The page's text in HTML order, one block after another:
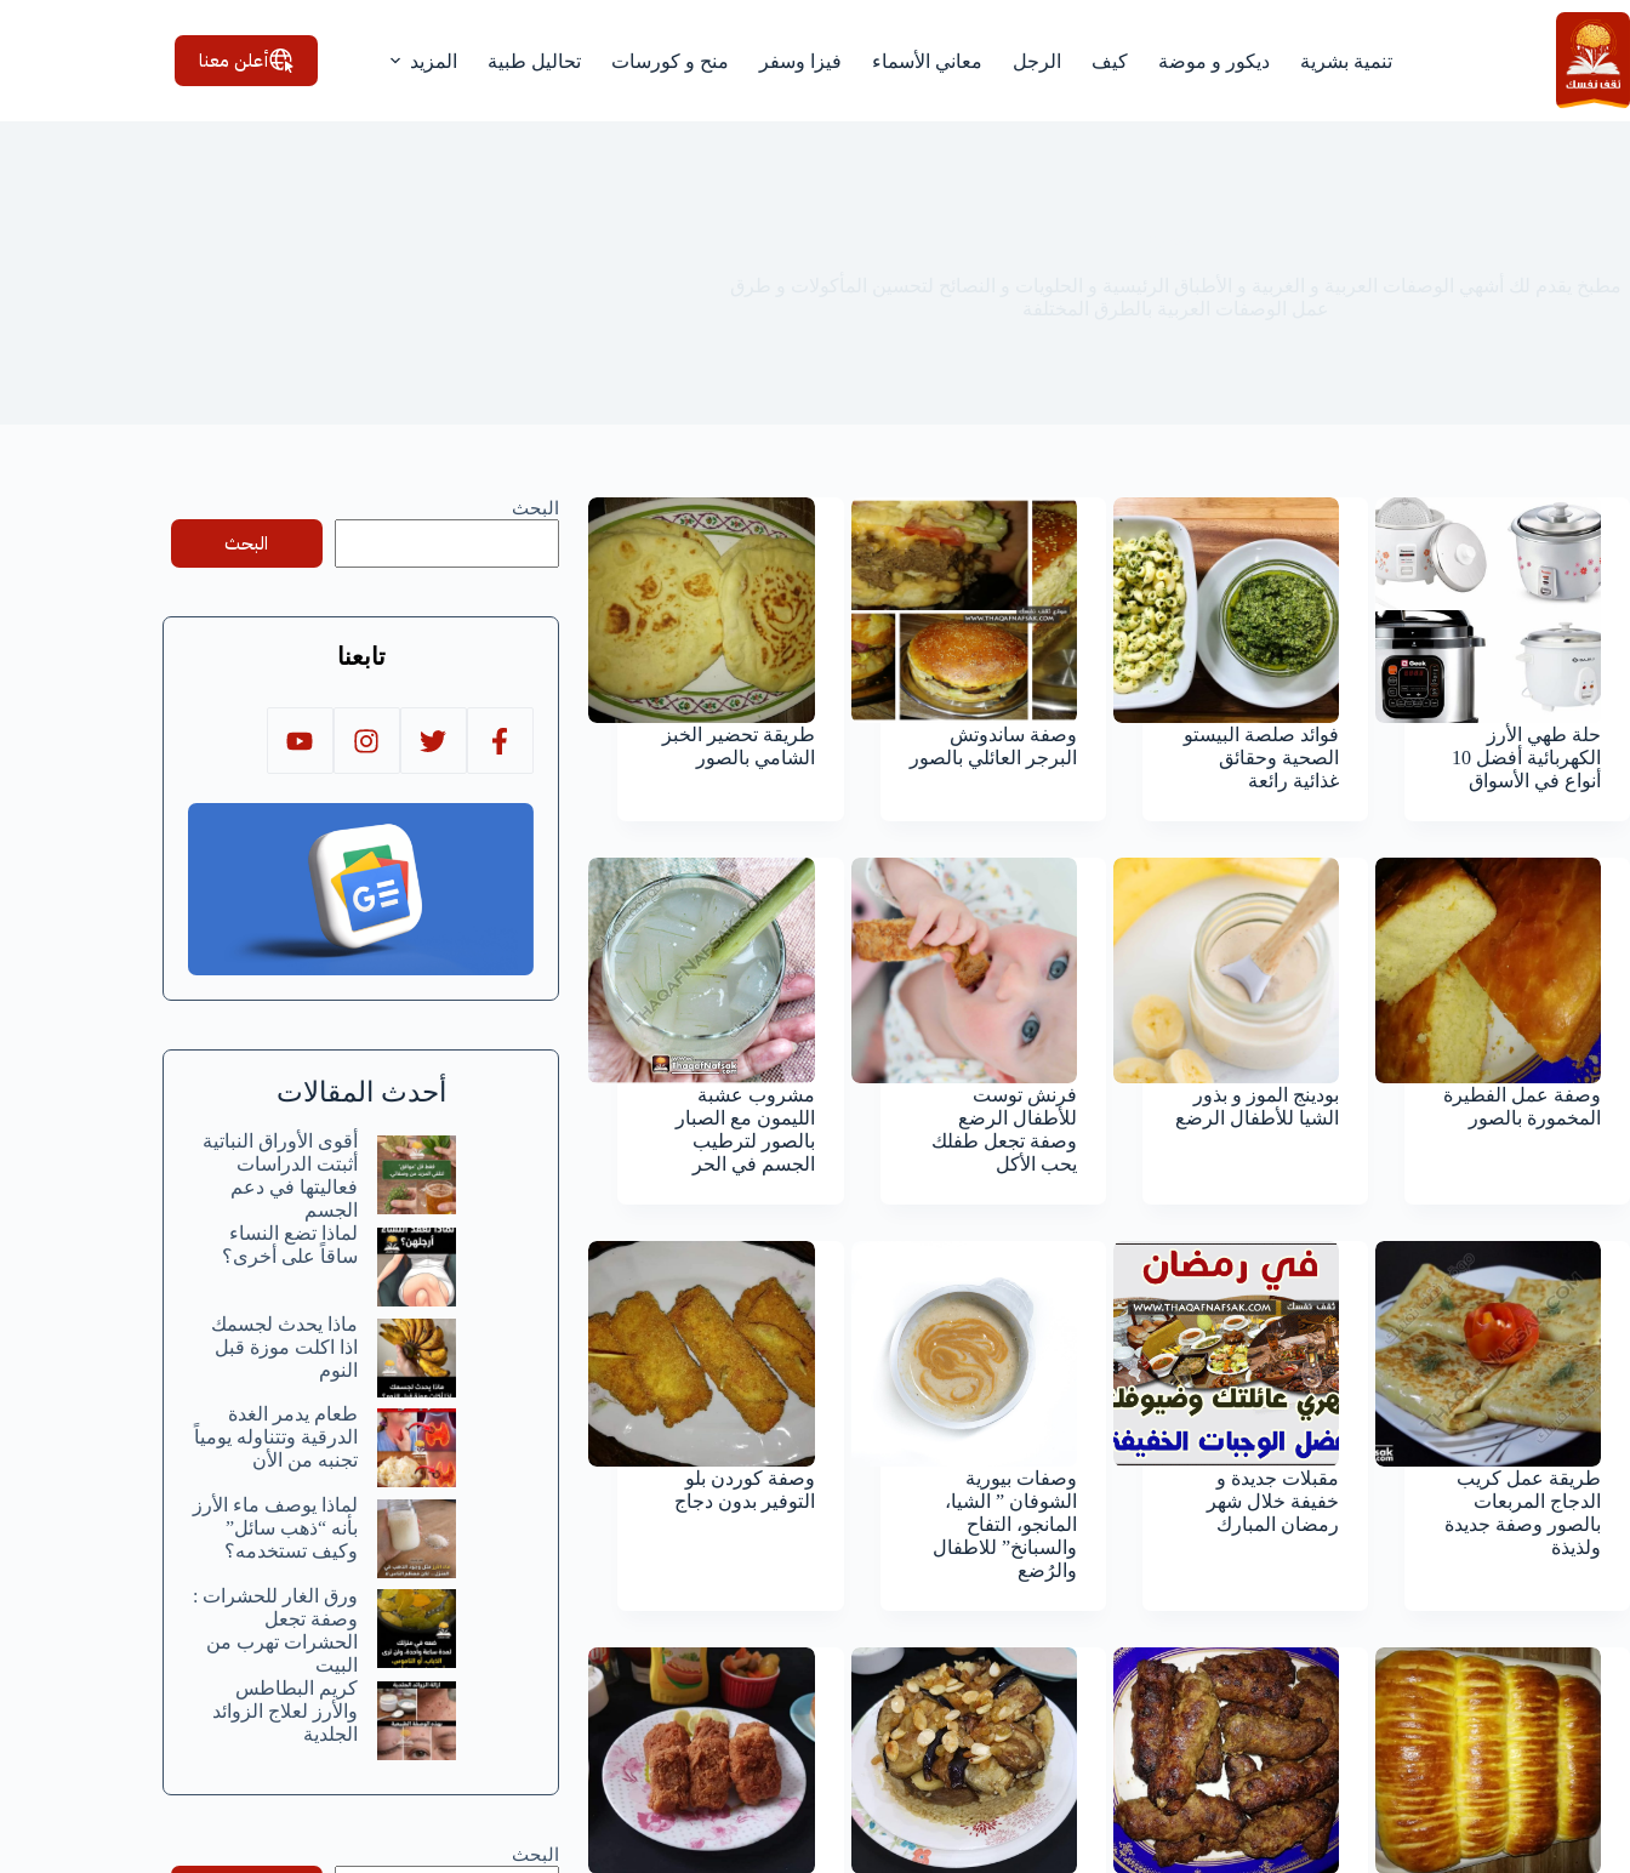
التجاوز
إلى
المحتوى
تنمية بشرية ديكور و موضة كيف الرجل معاني الأسماء فيزا وسفر منح و كورسات تحاليل طبية المزيد أعلن معنا
حلة طهي الأرز
الكهربائية أفضل 10
أنواع في الأسواق
فوائد صلصة البيستو
الصحية وحقائق
غذائية رائعة
وصفة ساندوتش
البرجر العائلي بالصور
طريقة تحضير الخبز
الشامي بالصور
وصفة عمل الفطيرة
المخمورة بالصور
بودينج الموز و بذور
الشيا للأطفال الرضع
فرنش توست
للأطفال الرضع
وصفة تجعل طفلك
يحب الأكل
مشروب عشبة
الليمون مع الصبار
بالصور لترطيب
الجسم في الحر
طريقة عمل كريب
الدجاج المربعات
بالصور وصفة جديدة
ولذيذة
مقبلات جديدة و
خفيفة خلال شهر
رمضان المبارك
وصفات بيورية
الشوفان ” الشيا،
المانجو، التفاح
والسبانخ” للاطفال
والرُضع
وصفة كوردن بلو
التوفير بدون دجاج
البحث
البحث
تابعنا
أحدث المقالات
أقوى الأوراق النباتية
أثبتت الدراسات
فعاليتها في دعم
الجسم
لماذا تضع النساء
ساقاً على أخرى؟
ماذا يحدث لجسمك
اذا اكلت موزة قبل
النوم
طعام يدمر الغدة
الدرقية وتتناوله يومياً
تجنبه من الأن
لماذا يوصف ماء الأرز
بأنه “ذهب سائل”
وكيف تستخدمه؟
ورق الغار للحشرات :
وصفة تجعل
الحشرات تهرب من
البيت
كريم البطاطس
والأرز لعلاج الزوائد
الجلدية
البحث